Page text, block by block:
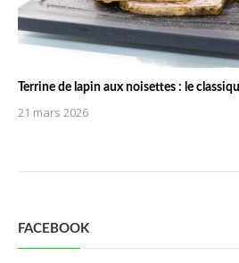
Terrine de lapin aux noisettes : le
21 mars 2026
FACEBOOK